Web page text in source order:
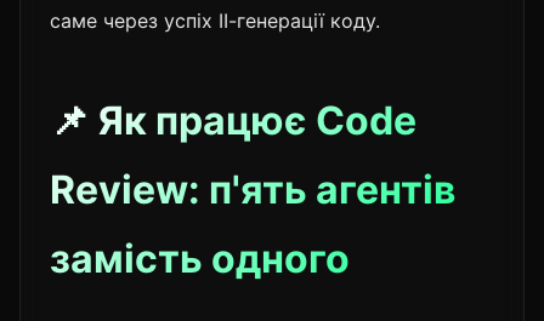
саме через успіх ІІ-генерації коду.
📌 Як працює Code
Review: п'ять агентів
замість одного